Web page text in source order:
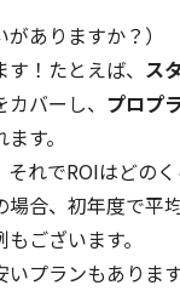
りますか？）
！たとえば、 ス
バーし、 プロプ
す。
でROIはどのく
場合、初年度で
ございます。
ランもあります